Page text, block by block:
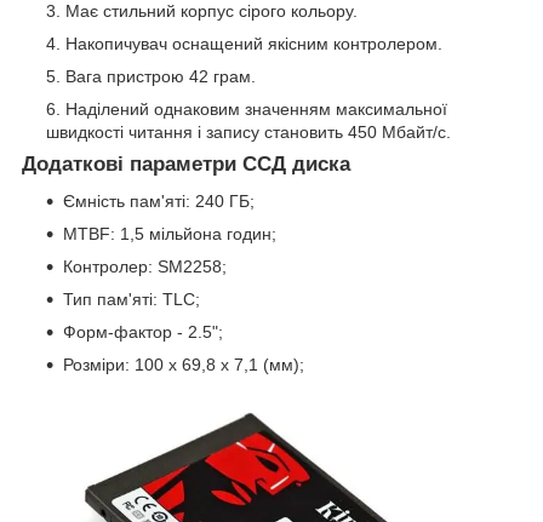
Має стильний корпус сірого кольору.
Накопичувач оснащений якісним контролером.
Вага пристрою 42 грам.
Наділений однаковим значенням максимальної
швидкості читання і запису становить 450 Мбайт/с.
Додаткові параметри ССД диска
Ємність пам'яті: 240 ГБ;
MTBF: 1,5 мільйона годин;
Контролер: SM2258;
Тип пам'яті: TLC;
Форм-фактор - 2.5";
Розміри: 100 x 69,8 x 7,1 (мм);